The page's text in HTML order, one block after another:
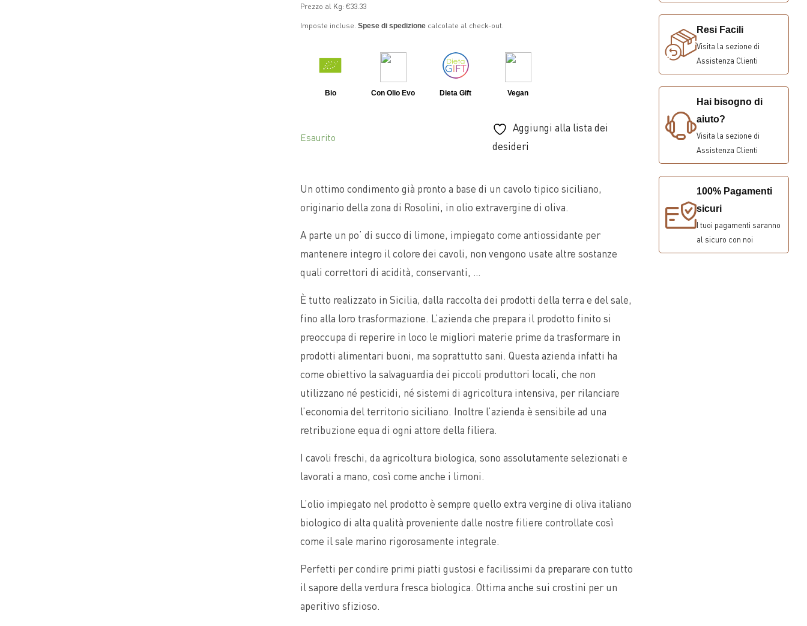
Olio
Sale
PASTA
Pasta Di Grano Duro Integrale
SPECIALITA' MACROBIOTICHE
Altre Specialità
BOX
Prezzo al Kg: €33.33
Imposte incluse.Spese di spedizione calcolate al check-out.
Bio Con Olio Evo Dieta Gift Vegan
Esaurito
Aggiungi alla lista dei
desideri
Un ottimo condimento già pronto a base di un cavolo tipico siciliano,
originario della zona di Rosolini, in olio extravergine di oliva.
A parte un po’ di succo di limone, impiegato come antiossidante per
mantenere integro il colore dei cavoli, non vengono usate altre sostanze
quali correttori di acidità, conservanti, …
È tutto realizzato in Sicilia, dalla raccolta dei prodotti della terra e del sale,
fino alla loro trasformazione. L’azienda che prepara il prodotto finito si
preoccupa di reperire in loco le migliori materie prime da trasformare in
prodotti alimentari buoni, ma soprattutto sani. Questa azienda infatti ha
come obiettivo la salvaguardia dei piccoli produttori locali, che non
utilizzano né pesticidi, né sistemi di agricoltura intensiva, per rilanciare
l’economia del territorio siciliano. Inoltre l’azienda è sensibile ad una
retribuzione equa di ogni attore della filiera.
I cavoli freschi, da agricoltura biologica, sono assolutamente selezionati e
lavorati a mano, così come anche i limoni.
L’olio impiegato nel prodotto è sempre quello extra vergine di oliva italiano
biologico di alta qualità proveniente dalle nostre filiere controllate così
come il sale marino rigorosamente integrale.
Perfetti per condire primi piatti gustosi e facilissimi da preparare con tutto
il sapore della verdura fresca biologica. Ottima anche sui crostini per un
aperitivo sfizioso.
Resi Facili
Visita la sezione di
Assistenza Clienti
Hai bisogno di
aiuto?
Visita la sezione di
Assistenza Clienti
100% Pagamenti
sicuri
I tuoi pagamenti saranno
al sicuro con noi